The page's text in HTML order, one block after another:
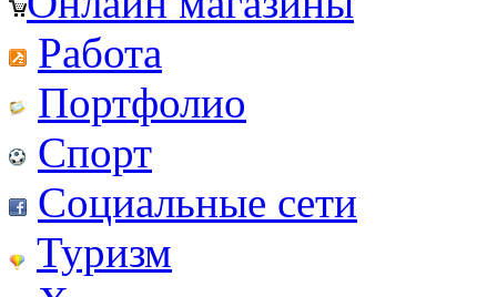
Работа
Портфолио
Спорт
Социальные сети
Туризм